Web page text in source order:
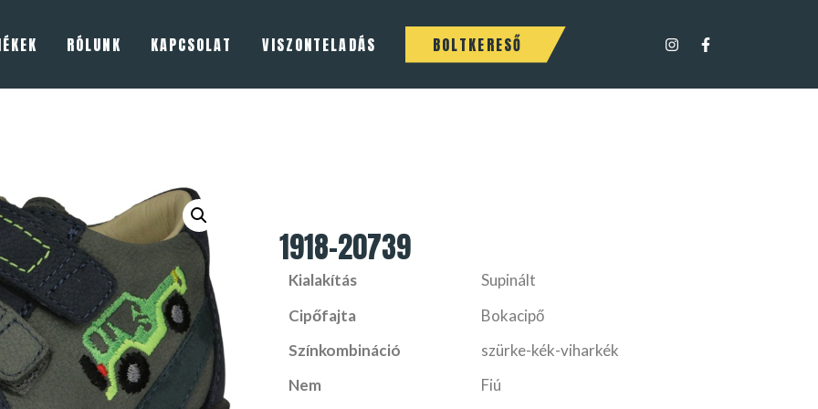
RÓLUNK KAPCSOLAT VISZONTELADÁS BOLTKERESŐ
1918-20739
Kialakítás
Supinált
Cipőfajta
Bokacipő
Színkombináció
szürke-kék-viharkék
Nem
Fiú